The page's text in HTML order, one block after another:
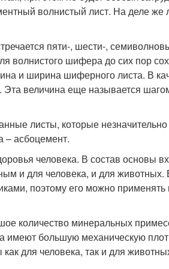
волнистый лист. На деле же
пяти-, шести-,
волнистого шифера до сих пор
и ширина шиферного листа. В
Эта величина еще называется
листы, которые незначительно
– асбоцемент.
человека. В состав основы
и для человека, и для животных.
поэтому его можно применять
количество минеральных
большую механическую
для человека, так и для